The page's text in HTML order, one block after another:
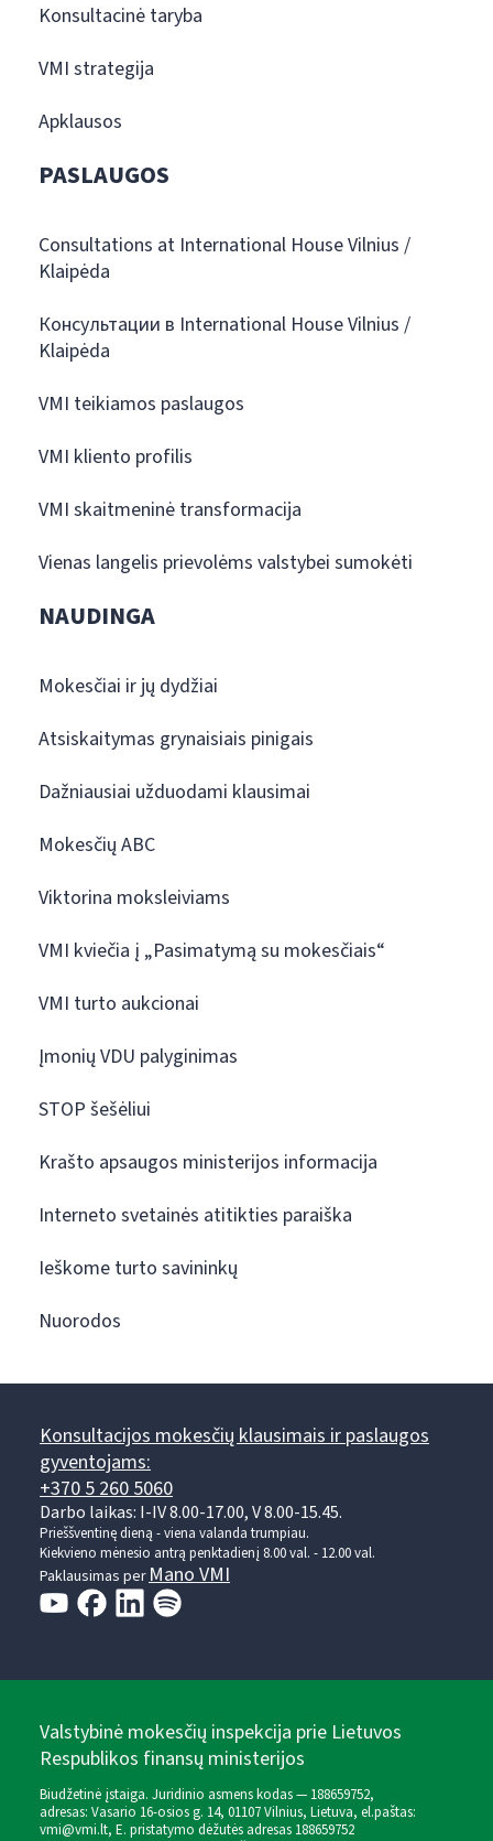
Konsultacinė taryba
VMI strategija
Apklausos
PASLAUGOS
Consultations at International House Vilnius /
Klaipėda
Консультации в International House Vilnius /
Klaipėda
VMI teikiamos paslaugos
VMI kliento profilis
VMI skaitmeninė transformacija
Vienas langelis prievolėms valstybei sumokėti
NAUDINGA
Mokesčiai ir jų dydžiai
Atsiskaitymas grynaisiais pinigais
Dažniausiai užduodami klausimai
Mokesčių ABC
Viktorina moksleiviams
VMI kviečia į „Pasimatymą su mokesčiais“
VMI turto aukcionai
Įmonių VDU palyginimas
STOP šešėliui
Krašto apsaugos ministerijos informacija
Interneto svetainės atitikties paraiška
Ieškome turto savininkų
Nuorodos
Konsultacijos mokesčių klausimais ir paslaugos
gyventojams:
+370 5 260 5060
Darbo laikas: I-IV 8.00-17.00, V 8.00-15.45.
Prieššventinę dieną - viena valanda trumpiau.
Kiekvieno mėnesio antrą penktadienį 8.00 val. - 12.00 val.
Paklausimas per Mano VMI
Valstybinė mokesčių inspekcija prie Lietuvos
Respublikos finansų ministerijos
Biudžetinė įstaiga. Juridinio asmens kodas — 188659752,
adresas: Vasario 16-osios g. 14, 01107 Vilnius, Lietuva, el.paštas:
vmi@vmi.lt, E. pristatymo dėžutės adresas 188659752